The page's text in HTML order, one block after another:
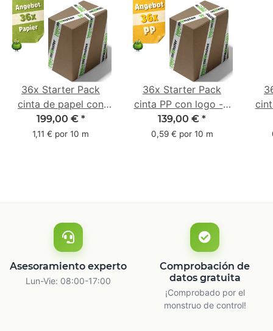
36x Starter Pack
cinta de papel con
logo - 1 color - 50
mm x 50 m - caucho
199,00 € *
1,11 € por 10 m
36x Starter Pack
cinta PP con logo - 1
color - 48 mm x 66 m
139,00 € *
0,59 € por 10 m
m
Asesoramiento experto
Lun-Vie: 08:00-17:00
Comprobación de
datos gratuita
¡Comprobado por el
monstruo de control!